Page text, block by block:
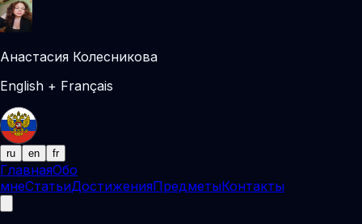
Анастасия Колесникова
English + Français
ru en fr
ГлавнаяОбо
мнеСтатьиДостиженияПредметыКонтакты